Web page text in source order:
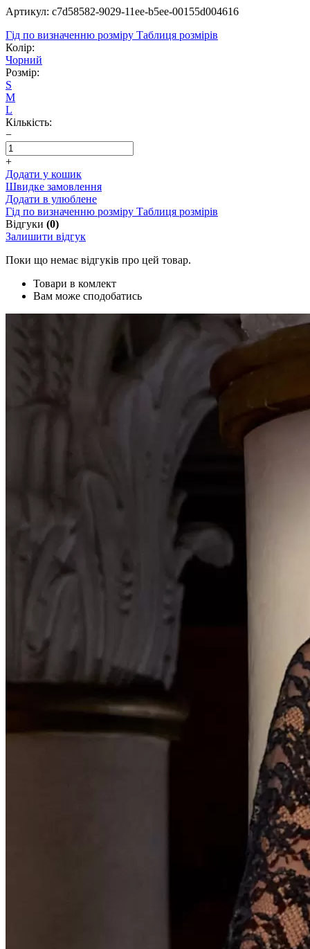
Артикул: c7d58582-9029-11ee-b5ee-00155d004616
Гід по визначенню розміру Таблиця розмірів
Колір:
Чорний
Розмір:
S
M
L
Кількість:
−
+
Додати у кошик
Швидке замовлення
Додати в улюблене
Гід по визначенню розміру Таблиця розмірів
Відгуки (0)
Залишити відгук
Поки що немає відгуків про цей товар.
Товари в комлект
Вам може сподобатись